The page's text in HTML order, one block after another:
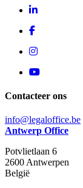
Contacteer ons
info@legaloffice.be
Antwerp Office
Potvlietlaan 6
2600Antwerpen
België